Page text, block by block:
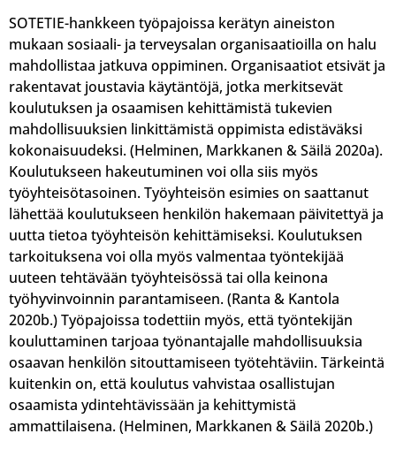
SOTETIE-hankkeen työpajoissa kerätyn aineiston
mukaan sosiaali- ja terveysalan organisaatioilla on halu
mahdollistaa jatkuva oppiminen. Organisaatiot etsivät ja
rakentavat joustavia käytäntöjä, jotka merkitsevät
koulutuksen ja osaamisen kehittämistä tukevien
mahdollisuuksien linkittämistä oppimista edistäväksi
kokonaisuudeksi. (Helminen, Markkanen & Säilä 2020a).
Koulutukseen hakeutuminen voi olla siis myös
työyhteisötasoinen. Työyhteisön esimies on saattanut
lähettää koulutukseen henkilön hakemaan päivitettyä ja
uutta tietoa työyhteisön kehittämiseksi. Koulutuksen
tarkoituksena voi olla myös valmentaa työntekijää
uuteen tehtävään työyhteisössä tai olla keinona
työhyvinvoinnin parantamiseen. (Ranta & Kantola
2020b.) Työpajoissa todettiin myös, että työntekijän
kouluttaminen tarjoaa työnantajalle mahdollisuuksia
osaavan henkilön sitouttamiseen työtehtäviin. Tärkeintä
kuitenkin on, että koulutus vahvistaa osallistujan
osaamista ydintehtävissään ja kehittymistä
ammattilaisena. (Helminen, Markkanen & Säilä 2020b.)